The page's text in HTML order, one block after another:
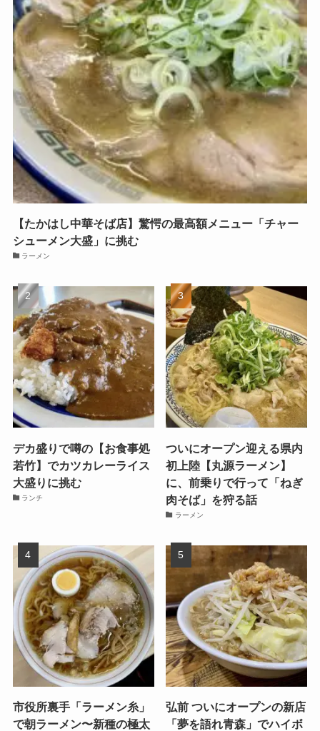
【たかはし中華そば店】驚愕の最高額メニュー「チャー
シューメン大盛」に挑む
ラーメン
デカ盛りで噂の【お食事処
若竹】でカツカレーライス
大盛りに挑む
ランチ
ついにオープン迎える県内
初上陸【丸源ラーメン】
に、前乗りで行って「ねぎ
肉そば」を狩る話
ラーメン
市役所裏手「ラーメン糸」
で朝ラーメン〜新種の極太
弘前 ついにオープンの新店
「夢を語れ青森」でハイボ